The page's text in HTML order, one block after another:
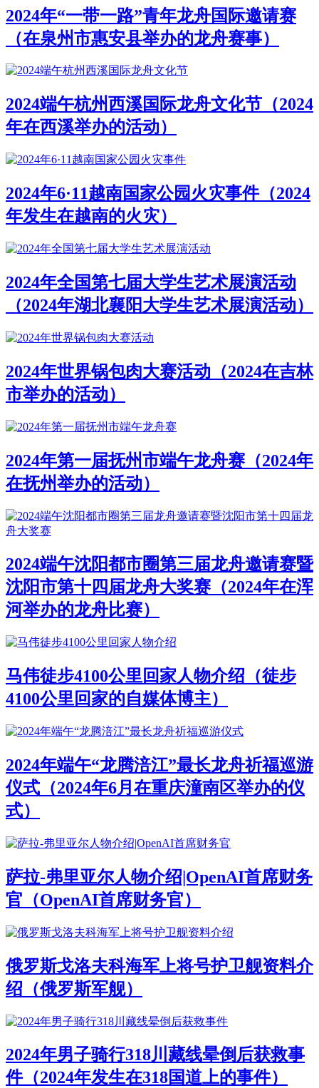
2024年“一带一路”青年龙舟国际邀请赛
（在泉州市惠安县举办的龙舟赛事）
2024端午杭州西溪国际龙舟文化节（2024
年在西溪举办的活动）
2024年6·11越南国家公园火灾事件（2024
年发生在越南的火灾）
2024年全国第七届大学生艺术展演活动
（2024年湖北襄阳大学生艺术展演活动）
2024年世界锅包肉大赛活动（2024在吉林
市举办的活动）
2024年第一届抚州市端午龙舟赛（2024年
在抚州举办的活动）
2024端午沈阳都市圈第三届龙舟邀请赛暨
沈阳市第十四届龙舟大奖赛（2024年在浑
河举办的龙舟比赛）
马伟徒步4100公里回家人物介绍（徒步
4100公里回家的自媒体博主）
2024年端午“龙腾涪江”最长龙舟祈福巡游
仪式（2024年6月在重庆潼南区举办的仪
式）
萨拉-弗里亚尔人物介绍|OpenAI首席财务
官（OpenAI首席财务官）
俄罗斯戈洛夫科海军上将号护卫舰资料介
绍（俄罗斯军舰）
2024年男子骑行318川藏线晕倒后获救事
件（2024年发生在318国道上的事件）